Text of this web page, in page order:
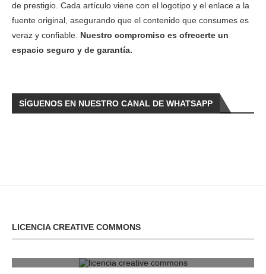
de prestigio. Cada artículo viene con el logotipo y el enlace a la
fuente original, asegurando que el contenido que consumes es
veraz y confiable. Nuestro compromiso es ofrecerte un
espacio seguro y de garantía.
SÍGUENOS EN NUESTRO CANAL DE WHATSAPP
LICENCIA CREATIVE COMMONS